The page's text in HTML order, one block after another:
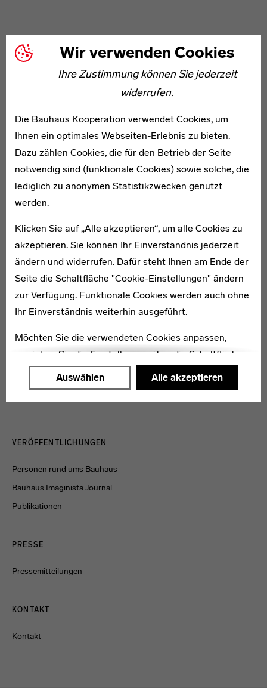
Wir verwenden Cookies
Ihre Zustimmung können Sie jederzeit
widerrufen.
Die Bauhaus Kooperation verwendet Cookies, um
Ihnen ein optimales Webseiten-Erlebnis zu bieten.
Dazu zählen Cookies, die für den Betrieb der Seite
notwendig sind (funktionale Cookies) sowie solche, die
lediglich zu anonymen Statistikzwecken genutzt
werden.
Klicken Sie auf „Alle akzeptieren“, um alle Cookies zu
akzeptieren. Sie können Ihr Einverständnis jederzeit
ändern und widerrufen. Dafür steht Ihnen am Ende der
Seite die Schaltfläche "Cookie-Einstellungen" ändern
zur Verfügung. Funktionale Cookies werden auch ohne
Ihr Einverständnis weiterhin ausgeführt.
Möchten Sie die verwendeten Cookies anpassen,
erreichen Sie die Einstellungen über die Schaltfläche
"Auswählen".
Auswählen Alle akzeptieren
Hans Przyrembel
1900–1945
Heinrich Tessenow
1876–1950
VERÖFFENTLICHUNGEN
Personen rund ums Bauhaus
Bauhaus Imaginista Journal
Publikationen
PRESSE
Pressemitteilungen
KONTAKT
Kontakt